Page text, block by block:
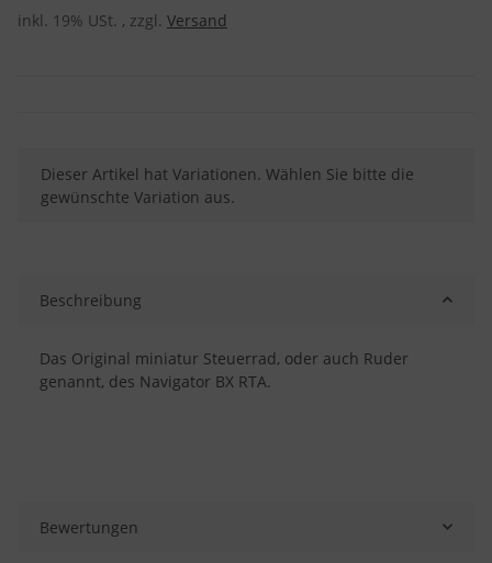
inkl. 19% USt. , zzgl. Versand
x
Dieser Artikel hat Variationen. Wählen Sie bitte die
gewünschte Variation aus.
Beschreibung
Das Original miniatur Steuerrad, oder auch Ruder
genannt, des Navigator BX RTA.
Bewertungen